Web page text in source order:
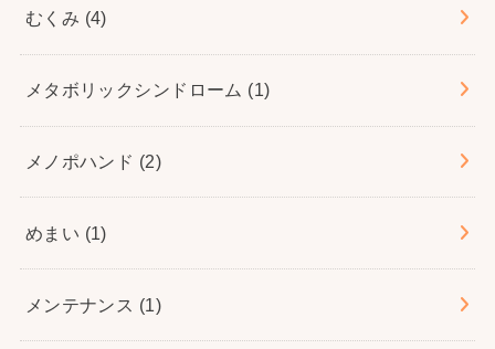
むくみ (4)
メタボリックシンドローム (1)
メノポハンド (2)
めまい (1)
メンテナンス (1)